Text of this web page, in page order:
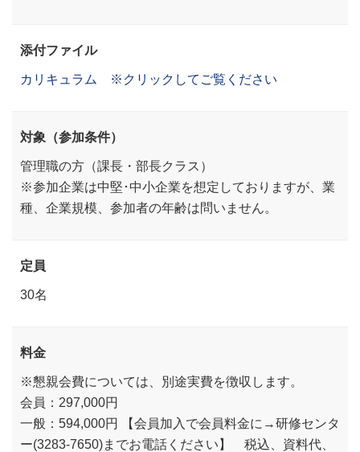
添付ファイル
カリキュラム ※クリックしてご覧ください
対象（参加条件）
管理職の方（課長・部長クラス）
※参加企業は中堅･中小企業を想定しておりますが、業
種、企業規模、参加者の年齢は問いません。
定員
30名
料金
※懇親会費については、別途実費を徴収します。
会員：297,000円
一般：594,000円 【会員加入で会員料金に→研修センタ
ー(3283-7650)までお電話ください】 税込、資料代、